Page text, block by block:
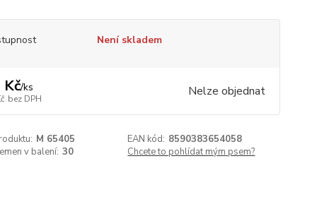
Není skladem
Kč/ks
bez DPH Nelze objednat
M 65405 EAN kód: 8590383654058
v balení: 30 Chcete to pohlídat mým psem?